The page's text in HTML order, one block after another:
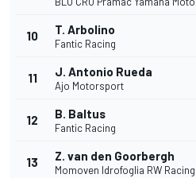
10 T. Arbolino
Fantic Racing
11 J. Antonio Rueda
Ajo Motorsport
12 B. Baltus
Fantic Racing
13 Z. van den Goorbergh
Momoven Idrofoglia RW